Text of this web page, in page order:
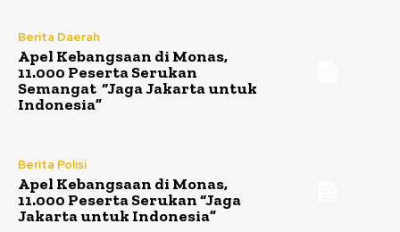
Berita Daerah
Apel Kebangsaan di Monas,
11.000 Peserta Serukan
Semangat “Jaga Jakarta untuk
Indonesia”
Berita Polisi
Apel Kebangsaan di Monas,
11.000 Peserta Serukan “Jaga
Jakarta untuk Indonesia”